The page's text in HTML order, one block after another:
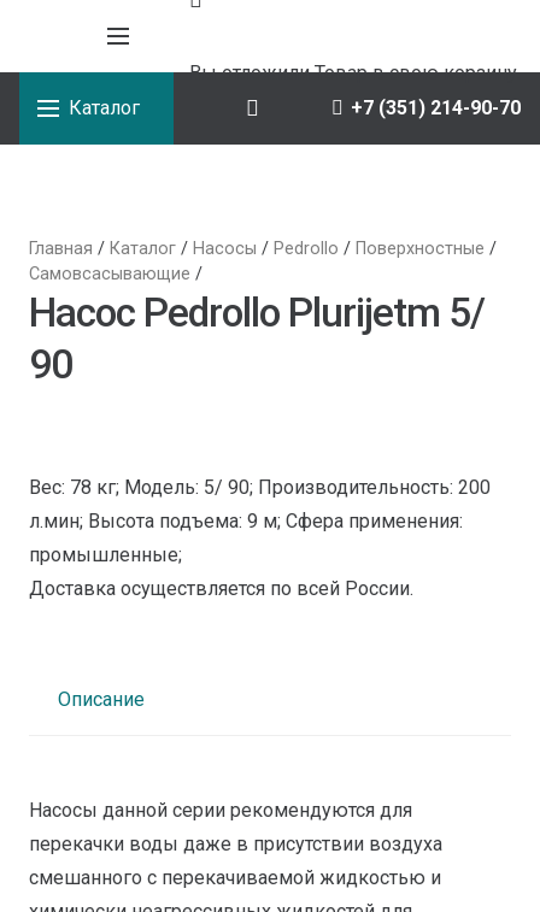
Вы отложилиТоварв свою корзину.
Каталог
+7 (351) 214-90-70
Главная / Каталог / Насосы / Pedrollo / Поверхностные /
Самовсасывающие /
Насос Pedrollo Plurijetm 5/
90
Вес: 78 кг; Модель: 5/ 90; Производительность: 200
л.мин; Высота подъема: 9 м; Сфера применения:
промышленные;
Доставка осуществляется по всей России.
Описание
Насосы данной серии рекомендуются для
перекачки воды даже в присутствии воздуха
смешанного с перекачиваемой жидкостью и